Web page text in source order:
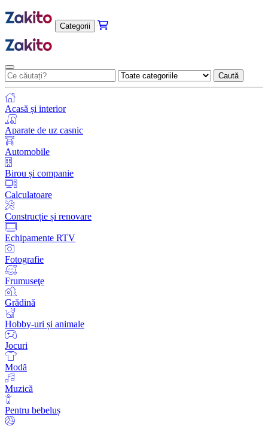
Categorii
Caută
Acasă și interior
Aparate de uz casnic
Automobile
Birou și companie
Calculatoare
Construcție și renovare
Echipamente RTV
Fotografie
Frumuseţe
Grădină
Hobby-uri și animale
Jocuri
Modă
Muzică
Pentru bebeluș